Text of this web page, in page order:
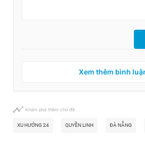
Xem thêm bình
Khám phá thêm chủ đề
XU HƯỚNG 24 QUYỀN LINH ĐÀ NẴNG